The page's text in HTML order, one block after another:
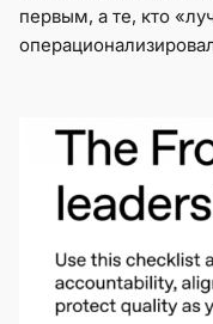
первым, а те, кто